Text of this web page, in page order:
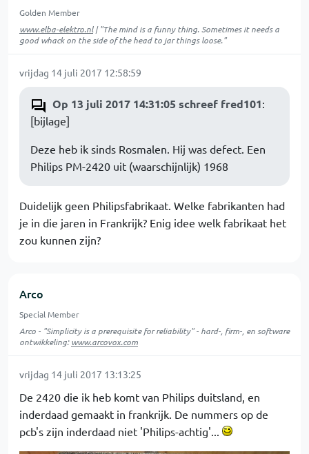
Golden Member
www.elba-elektro.nl| "The mind is a funny thing. Sometimes it needs a
good whack on the side of the head to jar things loose."
vrijdag 14 juli 2017 12:58:59
Op 13 juli 2017 14:31:05 schreef fred101:
[bijlage]
Deze heb ik sinds Rosmalen. Hij was defect. Een
Philips PM-2420 uit (waarschijnlijk) 1968
Duidelijk geen Philipsfabrikaat. Welke fabrikanten had
je in die jaren in Frankrijk? Enig idee welk fabrikaat het
zou kunnen zijn?
Arco
Special Member
Arco - "Simplicity is a prerequisite for reliability" - hard-, firm-, en software
ontwikkeling:www.arcovox.com
vrijdag 14 juli 2017 13:13:25
De 2420 die ik heb komt van Philips duitsland, en
inderdaad gemaakt in frankrijk. De nummers op de
pcb's zijn inderdaad niet 'Philips-achtig'...